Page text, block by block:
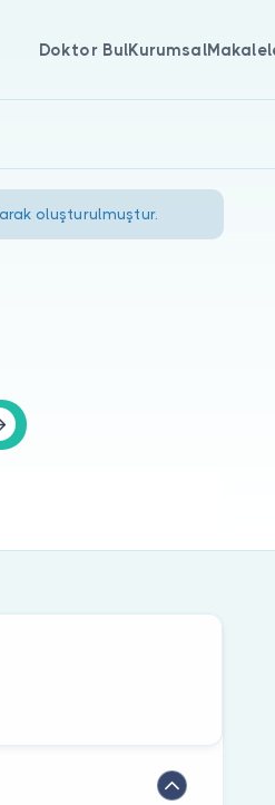
Doktor BulKurumsal
oluşturulmuştur.